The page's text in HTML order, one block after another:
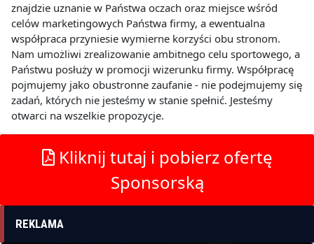
znajdzie uznanie w Państwa oczach oraz miejsce wśród
celów marketingowych Państwa firmy, a ewentualna
współpraca przyniesie wymierne korzyści obu stronom.
Nam umożliwi zrealizowanie ambitnego celu sportowego, a
Państwu posłuży w promocji wizerunku firmy. Współpracę
pojmujemy jako obustronne zaufanie - nie podejmujemy się
zadań, których nie jesteśmy w stanie spełnić. Jesteśmy
otwarci na wszelkie propozycje.
Kliknij tutaj i pobierz ofertę
Sponsorską
REKLAMA